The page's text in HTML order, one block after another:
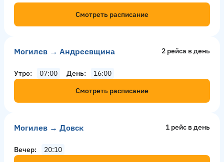
Смотреть расписание
Могилев → Андреевщина 2 рейсa в день
Утро 07:00 День
16:00
Смотреть расписание
Могилев → Довск 1 рейс в день
Вечер
20:10